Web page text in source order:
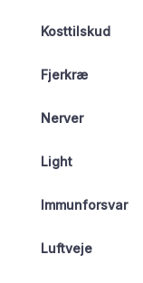
Kosttilskud
Fjerkræ
Nerver
Light
Immunforsvar
Luftveje